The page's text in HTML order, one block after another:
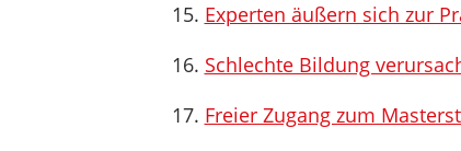
Experten äußern sich zur
Schlechte Bildung
Freier Zugang zum